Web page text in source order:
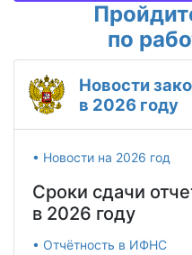
по
Новости
в 2026 году
• Новости на 2026 год
Сроки сдачи
в 2026 году
• Отчётность в ИФНС